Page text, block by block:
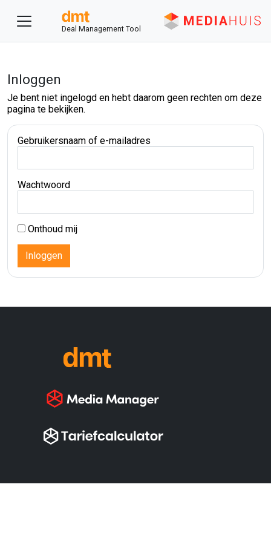
Deal Management Tool
Inloggen
Je bent niet ingelogd en hebt daarom geen rechten om deze
pagina te bekijken.
Gebruikersnaam of e-mailadres
Wachtwoord
Onthoud mij